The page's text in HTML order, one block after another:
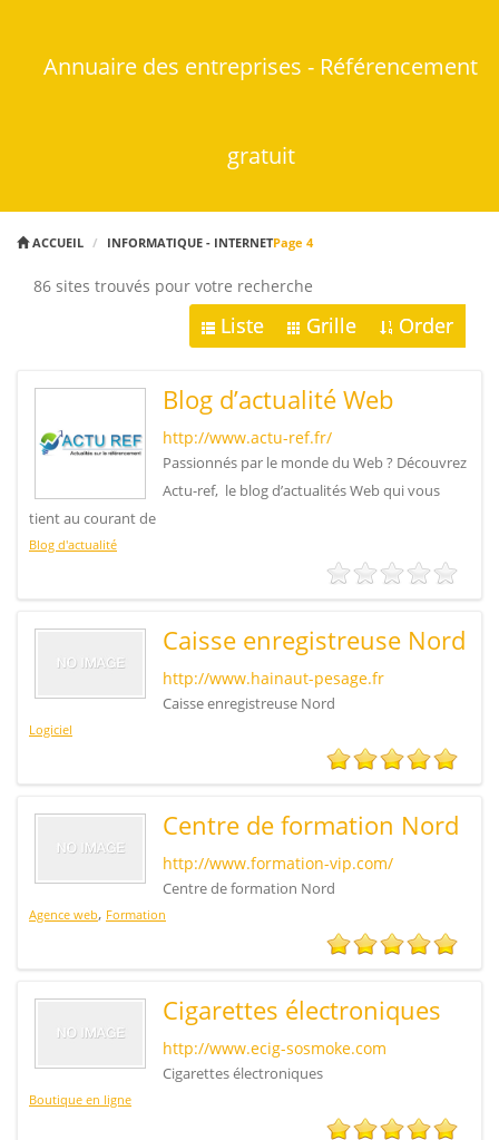
Annuaire des entreprises - Référencement
gratuit
ACCUEIL INFORMATIQUE - INTERNETPage 4
86 sites trouvés pour votre recherche
Liste Grille Order
Blog d’actualité Web
http://www.actu-ref.fr/
Passionnés par le monde du Web ? Découvrez
Actu-ref, le blog d’actualités Web qui vous
tient au courant de
Blog d'actualité
Caisse enregistreuse Nord
http://www.hainaut-pesage.fr
Caisse enregistreuse Nord
Logiciel
Centre de formation Nord
http://www.formation-vip.com/
Centre de formation Nord
Agence web, Formation
Cigarettes électroniques
http://www.ecig-sosmoke.com
Cigarettes électroniques
Boutique en ligne